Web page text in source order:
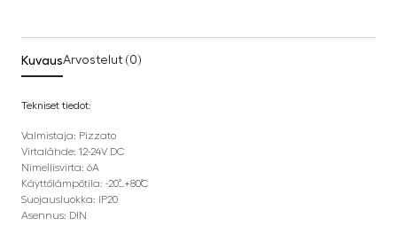
KuvausArvostelut (0)
Tekniset tiedot:
Valmistaja: Pizzato
Virtalähde: 12-24V DC
Nimellisvirta: 6A
Käyttölämpötila: -20˚…+80˚C
Suojausluokka: IP20
Asennus: DIN